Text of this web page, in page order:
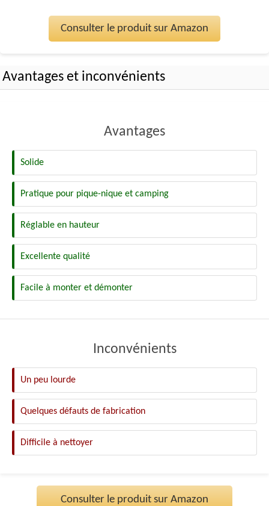
Consulter le produit sur Amazon
Avantages et inconvénients
Avantages
Solide
Pratique pour pique-nique et camping
Réglable en hauteur
Excellente qualité
Facile à monter et démonter
Inconvénients
Un peu lourde
Quelques défauts de fabrication
Difficile à nettoyer
Consulter le produit sur Amazon